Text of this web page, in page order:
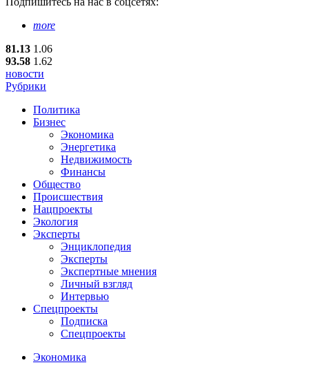
more
81.13 1.06
93.58 1.62
новости
Рубрики
Политика
Бизнес
Экономика
Энергетика
Недвижимость
Финансы
Общество
Происшествия
Нацпроекты
Экология
Эксперты
Энциклопедия
Эксперты
Экспертные мнения
Личный взгляд
Интервью
Спецпроекты
Подписка
Спецпроекты
Экономика